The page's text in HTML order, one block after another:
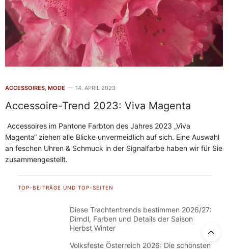
ACCESSOIRES, MODE 14. APRIL 2023
Accessoire-Trend 2023: Viva Magenta
Accessoires im Pantone Farbton des Jahres 2023 „Viva
Magenta“ ziehen alle Blicke unvermeidlich auf sich. Eine Auswahl
an feschen Uhren & Schmuck in der Signalfarbe haben wir für Sie
zusammengestellt.
TOP-BEITRÄGE UND TOP-SEITEN
Diese Trachtentrends bestimmen 2026/27:
Dirndl, Farben und Details der Saison
Herbst Winter
Volksfeste Österreich 2026: Die schönsten